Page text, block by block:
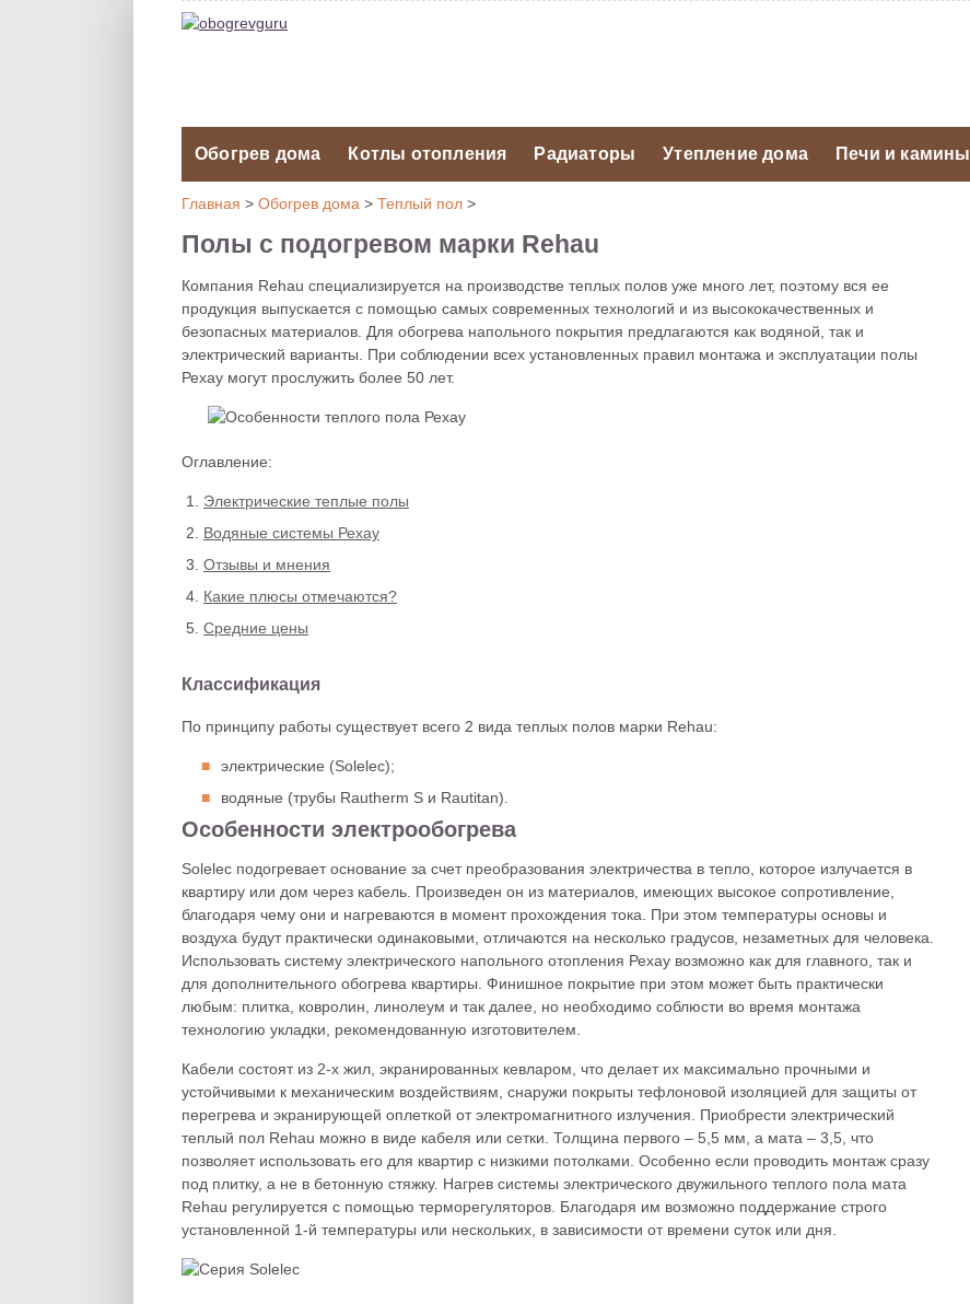
Обогрев дома Котлы отопления Радиаторы Утепление дома Печи и камины
Главная > Обогрев дома > Теплый пол >
Полы с подогревом марки Rehau
Компания Rehau специализируется на производстве теплых полов уже много лет, поэтому вся ее
продукция выпускается с помощью самых современных технологий и из высококачественных и
безопасных материалов. Для обогрева напольного покрытия предлагаются как водяной, так и
электрический варианты. При соблюдении всех установленных правил монтажа и эксплуатации полы
Рехау могут прослужить более 50 лет.
Оглавление:
Электрические теплые полы
Водяные системы Рехау
Отзывы и мнения
Какие плюсы отмечаются?
Средние цены
Классификация
По принципу работы существует всего 2 вида теплых полов марки Rehau:
электрические (Solelec);
водяные (трубы Rautherm S и Rautitan).
Особенности электрообогрева
Solelec подогревает основание за счет преобразования электричества в тепло, которое излучается в
квартиру или дом через кабель. Произведен он из материалов, имеющих высокое сопротивление,
благодаря чему они и нагреваются в момент прохождения тока. При этом температуры основы и
воздуха будут практически одинаковыми, отличаются на несколько градусов, незаметных для человека.
Использовать систему электрического напольного отопления Рехау возможно как для главного, так и
для дополнительного обогрева квартиры. Финишное покрытие при этом может быть практически
любым: плитка, ковролин, линолеум и так далее, но необходимо соблюсти во время монтажа
технологию укладки, рекомендованную изготовителем.
Кабели состоят из 2-х жил, экранированных кевларом, что делает их максимально прочными и
устойчивыми к механическим воздействиям, снаружи покрыты тефлоновой изоляцией для защиты от
перегрева и экранирующей оплеткой от электромагнитного излучения. Приобрести электрический
теплый пол Rehau можно в виде кабеля или сетки. Толщина первого – 5,5 мм, а мата – 3,5, что
позволяет использовать его для квартир с низкими потолками. Особенно если проводить монтаж сразу
под плитку, а не в бетонную стяжку. Нагрев системы электрического двужильного теплого пола мата
Rehau регулируется с помощью терморегуляторов. Благодаря им возможно поддержание строго
установленной 1-й температуры или нескольких, в зависимости от времени суток или дня.